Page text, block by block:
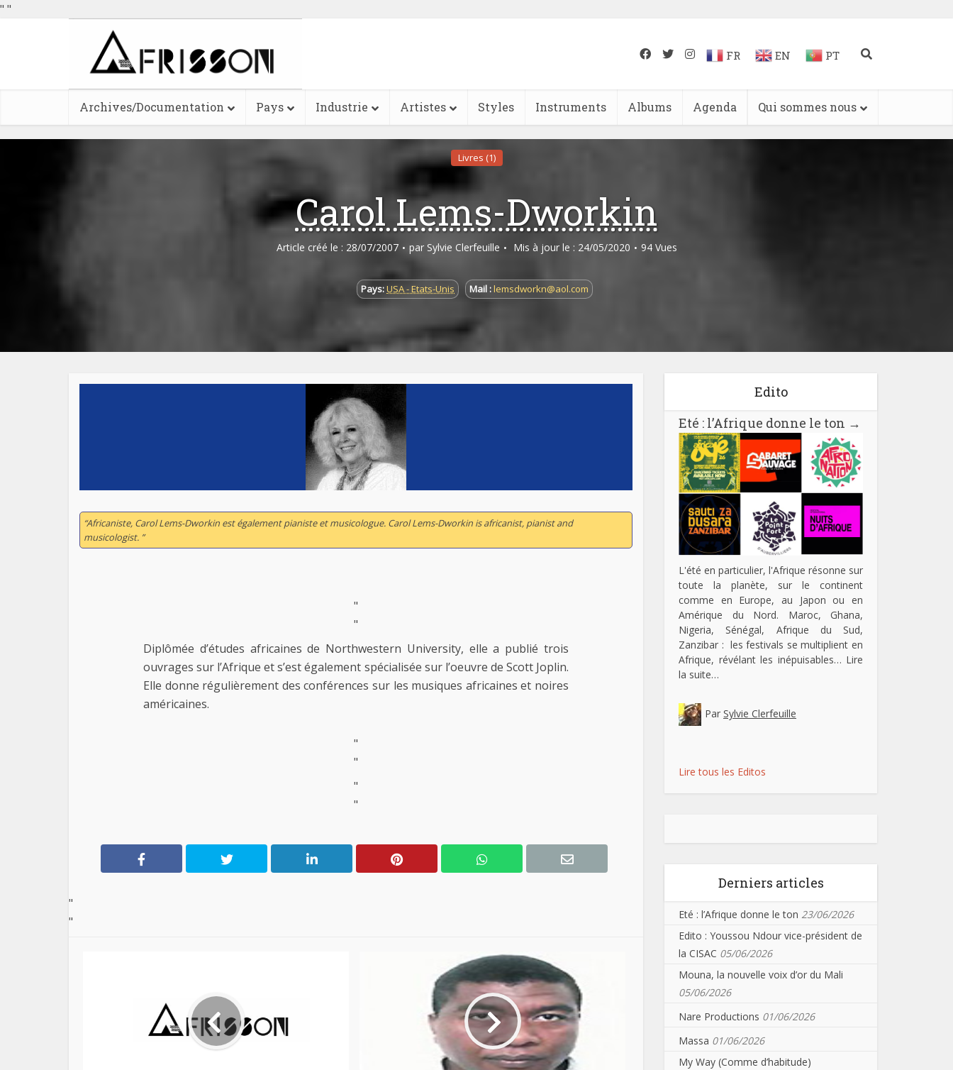
" "
FR EN PT
Archives/Documentation Pays Industrie Artistes Styles Instruments Albums Agenda Qui sommes nous
Livres (1)
Carol Lems-Dworkin
Article créé le : 28/07/2007 par Sylvie Clerfeuille Mis à jour le : 24/05/2020 94 Vues
Pays:USA - Etats-Unis Mail :lemsdworkn@aol.com
“Africaniste, Carol Lems-Dworkin est également pianiste et musicologue. Carol Lems-Dworkin is africanist, pianist and
musicologist. ”
"
"
Diplômée d’études africaines de Northwestern University, elle a publié trois
ouvrages sur l’Afrique et s’est également spécialisée sur l’oeuvre de Scott Joplin.
Elle donne régulièrement des conférences sur les musiques africaines et noires
américaines.
"
"
"
"
"
"
Edito
Eté : l’Afrique donne le ton →
L'été en particulier, l'Afrique résonne sur
toute la planète, sur le continent
comme en Europe, au Japon ou en
Amérique du Nord. Maroc, Ghana,
Nigeria, Sénégal, Afrique du Sud,
Zanzibar : les festivals se multiplient en
Afrique, révélant les inépuisables… Lire
la suite…
Par Sylvie Clerfeuille
Lire tous les Editos
Derniers articles
Eté : l’Afrique donne le ton 23/06/2026
Edito : Youssou Ndour vice-président de
la CISAC 05/06/2026
Mouna, la nouvelle voix d’or du Mali
05/06/2026
Nare Productions 01/06/2026
Massa 01/06/2026
My Way (Comme d’habitude)